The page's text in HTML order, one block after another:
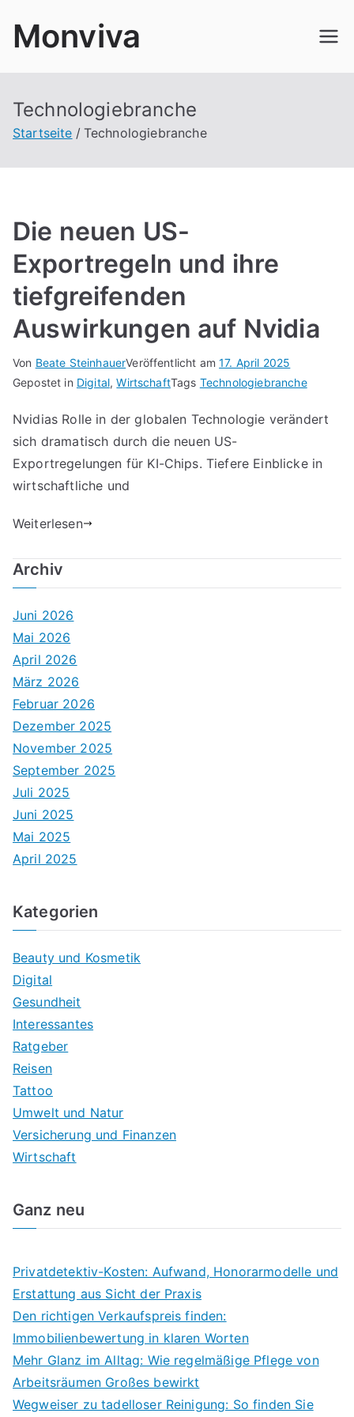
InhaltMonviva
Technologiebranche
Startseite Technologiebranche
Die neuen US-
Exportregeln und ihre
tiefgreifenden
Auswirkungen auf Nvidia
Von Beate SteinhauerVeröffentlicht am17. April 2025
Gepostet in Digital,WirtschaftTags Technologiebranche
Nvidias Rolle in der globalen Technologie verändert
sich dramatisch durch die neuen US-
Exportregelungen für KI-Chips. Tiefere Einblicke in
wirtschaftliche und
Weiterlesen
Archiv
Juni 2026
Mai 2026
April 2026
März 2026
Februar 2026
Dezember 2025
November 2025
September 2025
Juli 2025
Juni 2025
Mai 2025
April 2025
Kategorien
Beauty und Kosmetik
Digital
Gesundheit
Interessantes
Ratgeber
Reisen
Tattoo
Umwelt und Natur
Versicherung und Finanzen
Wirtschaft
Ganz neu
Privatdetektiv-Kosten: Aufwand, Honorarmodelle und
Erstattung aus Sicht der Praxis
Den richtigen Verkaufspreis finden:
Immobilienbewertung in klaren Worten
Mehr Glanz im Alltag: Wie regelmäßige Pflege von
Arbeitsräumen Großes bewirkt
Wegweiser zu tadelloser Reinigung: So finden Sie